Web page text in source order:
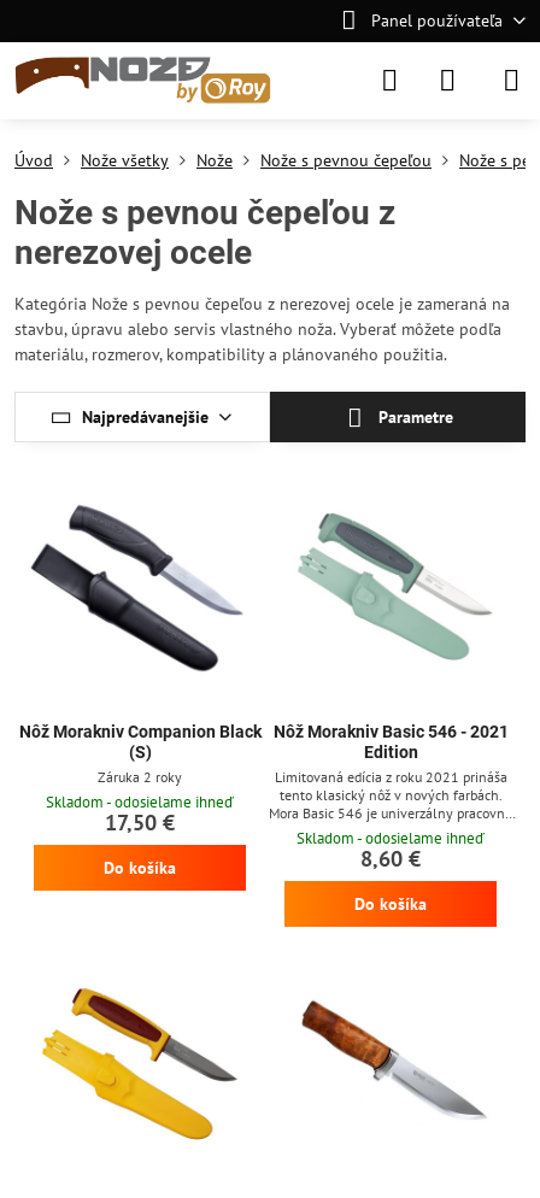
Panel používateľa
Úvod Nože všetky Nože Nože s pevnou čepeľou Nože s
Nože s pevnou čepeľou z
nerezovej ocele
Kategória Nože s pevnou čepeľou z nerezovej ocele je zameraná na
stavbu, úpravu alebo servis vlastného noža. Vyberať môžete podľa
materiálu, rozmerov, kompatibility a plánovaného použitia.
Najpredávanejšie Parametre
Nôž Morakniv Companion Black
(S)
Záruka 2 roky
Skladom - odosielame ihneď
17,50 €
Do košíka
Nôž Morakniv Basic 546 - 2021
Edition
Limitovaná edícia z roku 2021 prináša
tento klasický nôž v nových farbách.
Mora Basic 546 je univerzálny pracovný
nôž. Rozdiel oproti modelu 511 je použitá
nerezová oceľ Sandvik 12C27, tvrdosti
57-58 HRC. Plastová rukoväť s
protišmykovou gumenou úpravou.
Plastové puzdro jednoducho pripnuteľné
Skladom - odosielame ihneď
8,60 €
Do košíka